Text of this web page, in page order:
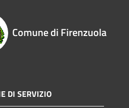
Comune di Firenzuola
DI SERVIZIO